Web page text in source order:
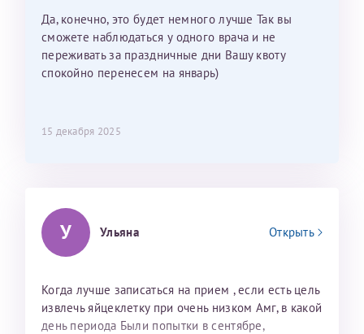
Да, конечно, это будет немного лучше Так вы
сможете наблюдаться у одного врача и не
переживать за праздничные дни Вашу квоту
спокойно перенесем на январь)
15 декабря 2025
У Ульяна Открыть
Когда лучше записаться на прием , если есть цель
извлечь яйцеклетку при очень низком Амг, в какой
день периода Были попытки в сентябре,